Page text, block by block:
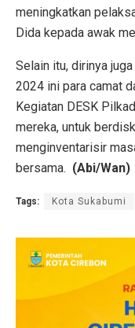
meningkatkan
Dida kepada awak
Selain itu, dirinya
2024 ini para camat
Kegiatan DESK
mereka, untuk
menginventarisir
bersama. (Abi/Wan)
Tags: Kota Sukabumi